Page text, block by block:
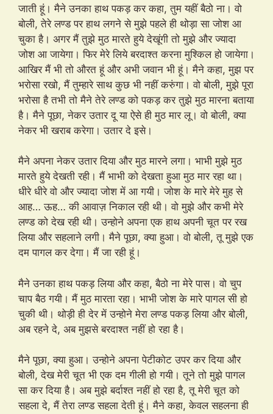
जाती हूं। मैने उनका हाथ पकड़ कर कहा, तुम यहीं बैठो ना। वो
बोली, तेरे लण्ड पर हाथ लगने से मुझे पहले ही थोड़ा सा जोश आ
चुका है। अगर मैं तुझे मुठ मारते हुये देखूंगी तो मुझे और ज्यादा
जोश आ जायेगा। फिर मेरे लिये बरदाश्त करना मुश्किल हो जायेगा।
आखिर मैं भी तो औरत हूं और अभी जवान भी हूं। मैने कहा, मुझ पर
भरोसा रखो, मैं तुम्हारे साथ कुछ भी नहीं करुंगा। वो बोली, मुझे पूरा
भरोसा है तभी तो मैने तेरे लण्ड को पकड़ कर तुझे मुठ मारना बताया
है। मैने पूछा, नेकर उतार दू या ऐसे ही मुठ मार लू। वो बोली, क्या
नेकर भी खराब करेगा। उतार दे इसे।
मैने अपना नेकर उतार दिया और मुठ मारने लगा। भाभी मुझे मुठ
मारते हुये देखती रही। मैं भाभी को देखता हुआ मुठ मार रहा था।
धीरे धीरे वो और ज्यादा जोश में आ गयी। जोश के मारे मेरे मुह से
आह… ऊह… की आवाज़ निकाल रही थी। वो मुझे और कभी मेरे
लण्ड को देख रही थी। उन्होने अपना एक हाथ अपनी चूत पर रख
लिया और सहलाने लगी। मैने पूछा, क्या हुआ। वो बोली, तू मुझे एक
दम पागल कर देगा। मैं जा रही हूं।
मैने उनका हाथ पकड़ लिया और कहा, बैठो ना मेरे पास। वो चुप
चाप बैठ गयी। मैं मुठ मारता रहा। भाभी जोश के मारे पागल सी हो
चुकी थी। थोड़ी ही देर में उन्होने मेरा लण्ड पकड़ लिया और बोली,
अब रहने दे, अब मुझसे बरदाश्त नहीं हो रहा है।
मैने पूछा, क्या हुआ। उन्होने अपना पेटीकोट उपर कर दिया और
बोली, देख मेरी चूत भी एक दम गीली हो गयी। तूने तो मुझे पागल
सा कर दिया है। अब मुझे बर्दाश्त नहीं हो रहा है, तू मेरी चूत को
सहला दे, मैं तेरा लण्ड सहला देती हूं। मैने कहा, केवल सहलना ही